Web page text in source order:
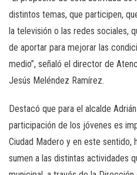
distintos temas, que participen,
la televisión o las redes sociales,
de aportar para mejorar las
medio”, señaló el director de
Jesús Meléndez Ramírez.
Destacó que para el alcalde
participación de los jóvenes es
Ciudad Madero y en este sentido,
sumen a las distintas actividades